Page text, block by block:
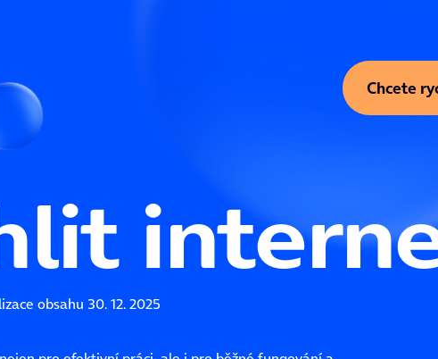
Chcete
obsahu 30. 12. 2025